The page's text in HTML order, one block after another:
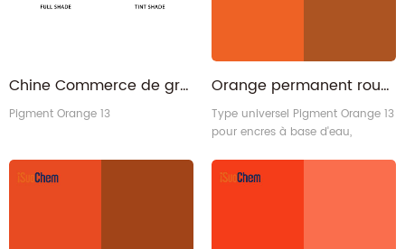
Chine Commerce de gros de pigment organique Orange 13 pour les plastiques
Pigment Orange 13
Orange permanent rougeâtre PO13 pigment organique orange 13 pour le revêtement
Type universel Pigment Orange 13
pour encres à base d'eau,
impression textile.